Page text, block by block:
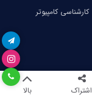
اشتراک بالا